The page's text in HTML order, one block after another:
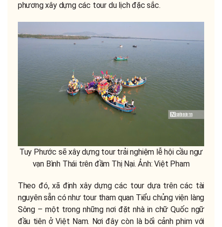
phương xây dựng các tour du lịch đặc sắc.
Tuy Phước sẽ xây dựng tour trải nghiệm lễ hội cầu ngư
vạn Bình Thái trên đầm Thị Nại. Ảnh: Việt Pham
Theo đó, xã định xây dựng các tour dựa trên các tài
nguyên sẵn có như tour tham quan Tiểu chủng viện làng
Sông – một trong những nơi đặt nhà in chữ Quốc ngữ
đầu tiên ở Việt Nam. Nơi đây còn là bối cảnh phim với